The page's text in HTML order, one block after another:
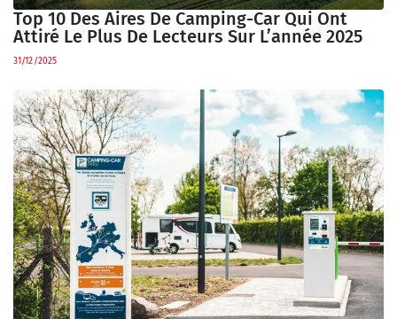
Top 10 Des Aires De Camping-Car Qui Ont
Attiré Le Plus De Lecteurs Sur L’année 2025
31/12/2025